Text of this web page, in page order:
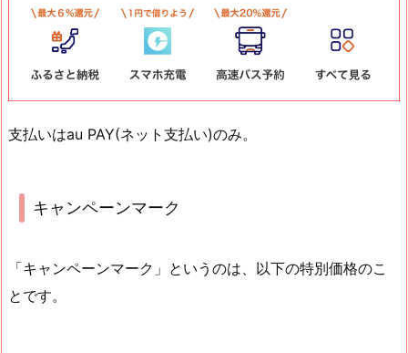
支払いはau PAY(ネット支払い)のみ。
キャンペーンマーク
「キャンペーンマーク」というのは、以下の特別価格のこ
とです。